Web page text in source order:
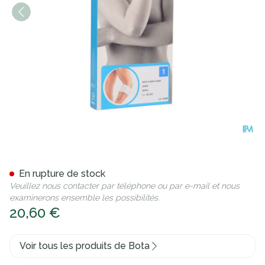
20,60 €
En rupture de stock
Veuillez nous contacter par téléphone ou par e-mail et nous
examinerons ensemble les possibilités.
Voir tous les produits de Bota